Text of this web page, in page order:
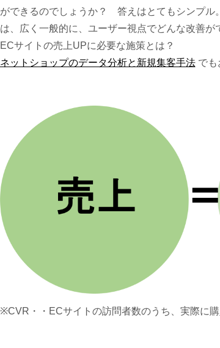
ができるのでしょうか？ 答えはとてもシンプル
は、広く一般的に、ユーザー視点でどんな改善
ECサイトの売上UPに必要な施策とは？
ネットショップのデータ分析と新規集客手法でも
※CVR・・ECサイトの訪問者数のうち、実際に